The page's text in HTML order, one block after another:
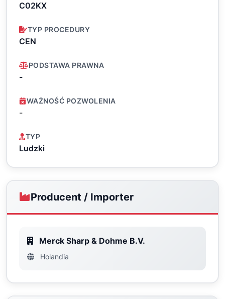
C02KX
TYP PROCEDURY
CEN
PODSTAWA PRAWNA
-
WAŻNOŚĆ POZWOLENIA
-
TYP
Ludzki
Producent / Importer
Merck Sharp & Dohme B.V.
Holandia